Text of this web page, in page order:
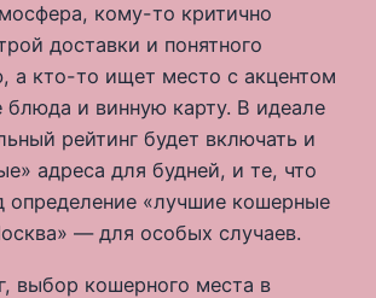
кому-то критично
доставки и понятного
а кто-то ищет место с акцентом
блюда и винную карту. В идеале
рейтинг будет включать и
адреса для будней, и те, что
определение «лучшие кошерные
— для особых случаев.
выбор кошерного места в